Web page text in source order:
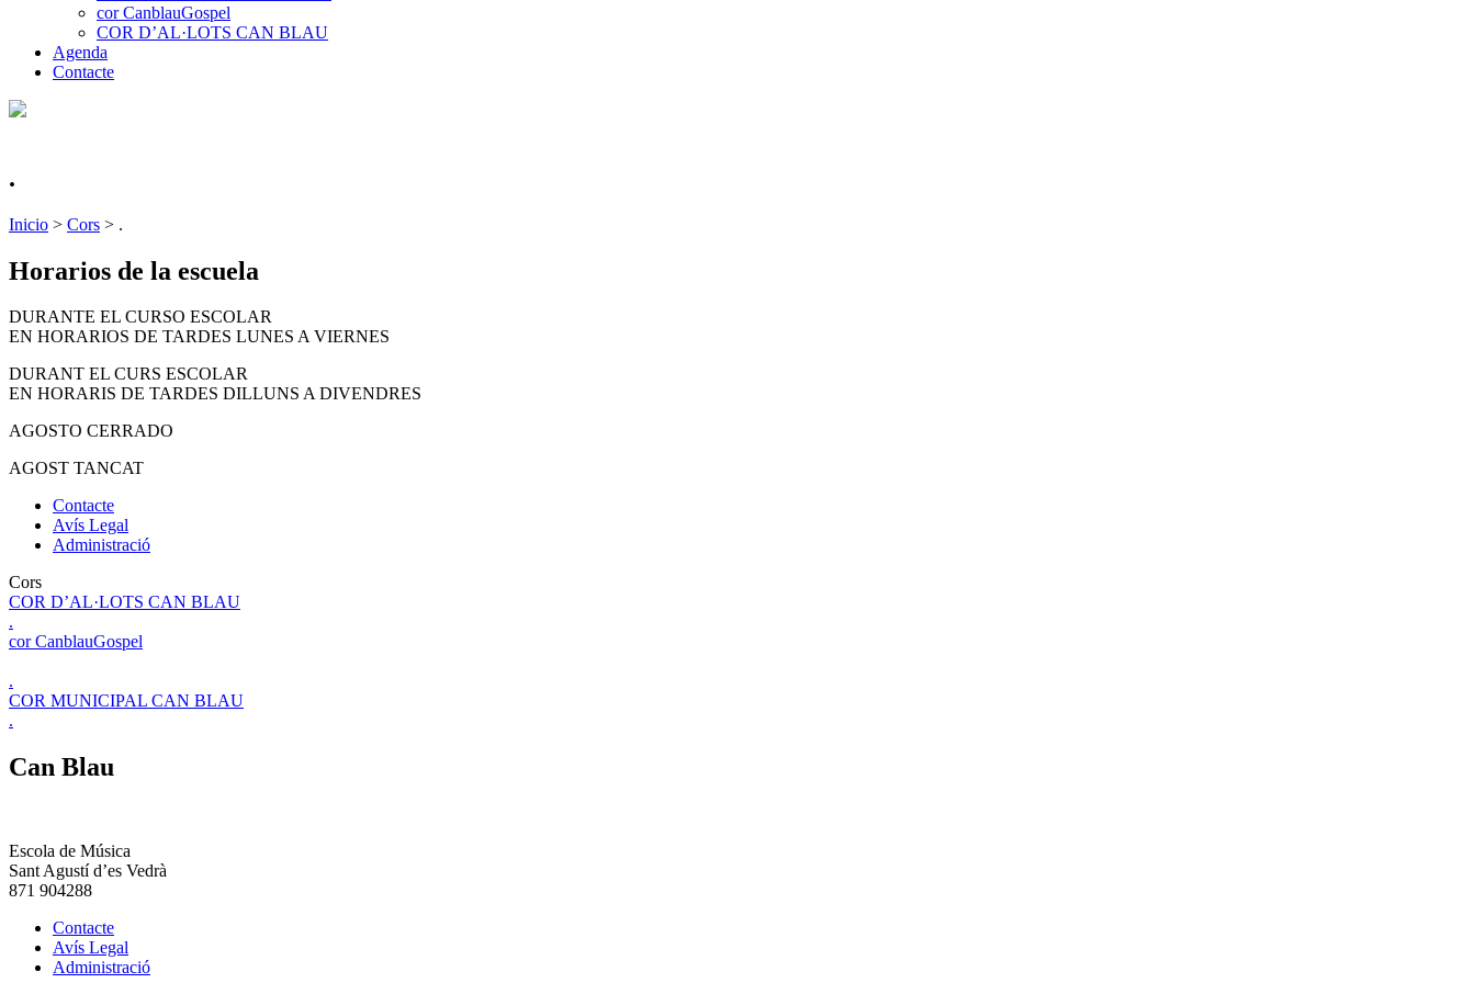
cor CanblauGospel
COR D’AL·LOTS CAN BLAU
Agenda
Contacte
.
Inicio > Cors > .
Horarios de la escuela
DURANTE EL CURSO ESCOLAR
EN HORARIOS DE TARDES LUNES A VIERNES
DURANT EL CURS ESCOLAR
EN HORARIS DE TARDES DILLUNS A DIVENDRES
AGOSTO CERRADO
AGOST TANCAT
Contacte
Avís Legal
Administració
Cors
COR D’AL·LOTS CAN BLAU
.
cor CanblauGospel
.
COR MUNICIPAL CAN BLAU
.
Can Blau
Escola de Música
Sant Agustí d’es Vedrà
871 904288
Contacte
Avís Legal
Administració